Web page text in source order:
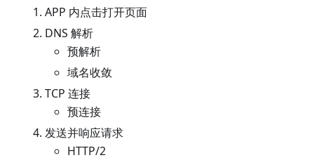
APP 内点击打开页面
DNS 解析
预解析
域名收敛
TCP 连接
预连接
发送并响应请求
HTTP/2